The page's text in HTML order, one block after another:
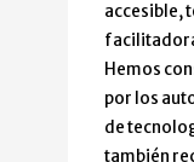
accesible,
Hemos
por los
de
también